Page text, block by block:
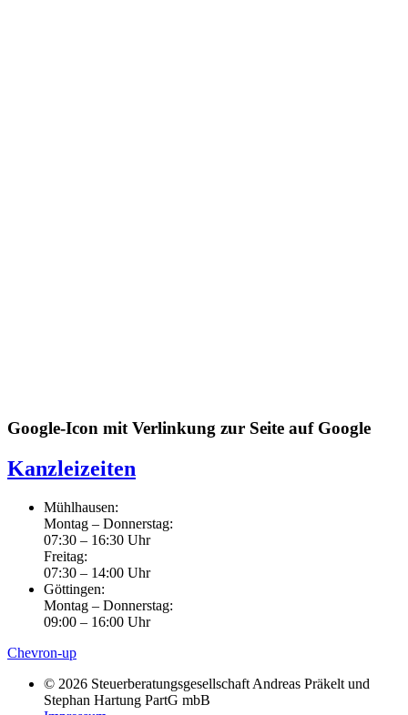
Google-Icon mit Verlinkung zur Seite auf Google
Kanzleizeiten
Mühlhausen:
Montag – Donnerstag:
07:30 – 16:30 Uhr
Freitag:
07:30 – 14:00 Uhr
Göttingen:
Montag – Donnerstag:
09:00 – 16:00 Uhr
Chevron-up
© 2026 Steuerberatungsgesellschaft Andreas Präkelt und
Stephan Hartung PartG mbB